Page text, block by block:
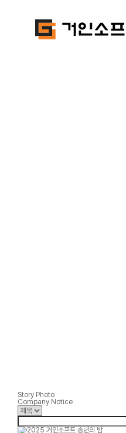
Story Photo
Company Notice